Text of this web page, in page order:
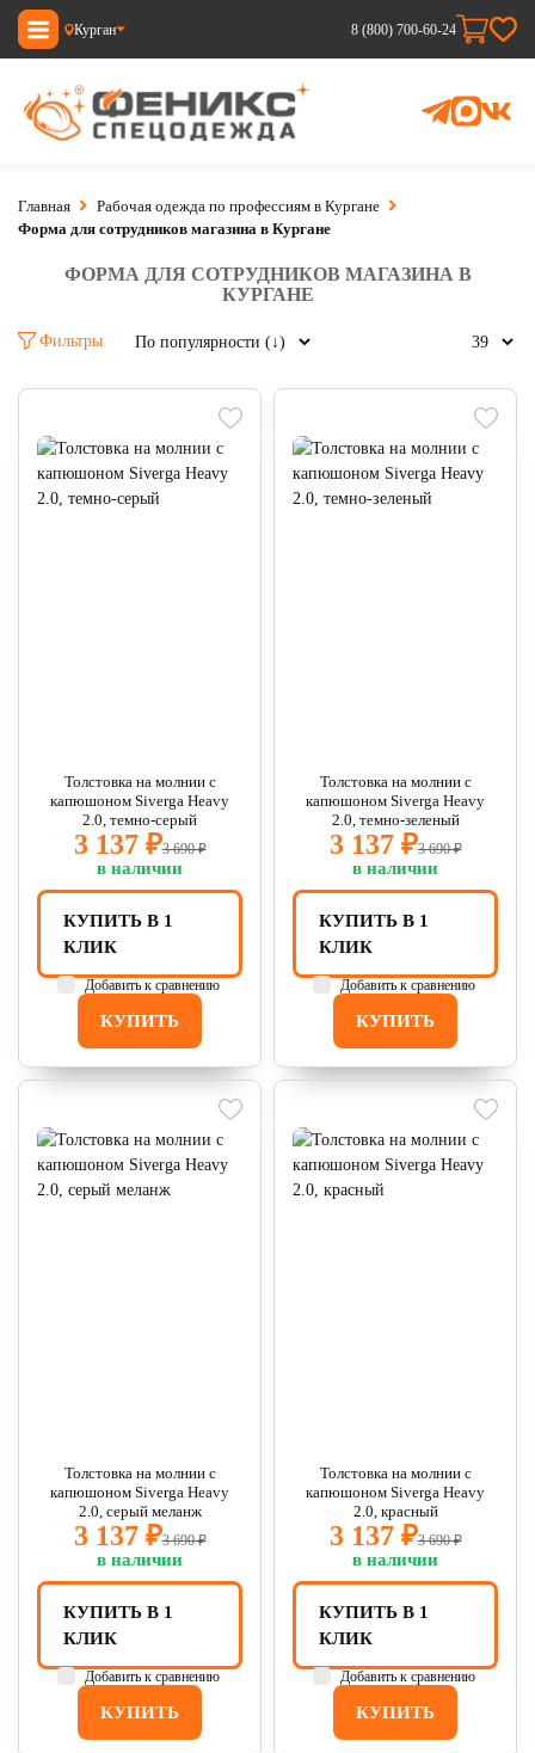
Курган 8 (800) 700-60-24
Главная
Рабочая одежда по профессиям в Кургане
Форма для сотрудников магазина в Кургане
ФОРМА ДЛЯ СОТРУДНИКОВ МАГАЗИНА В
КУРГАНЕ
Фильтры
Толстовка на молнии с
капюшоном Siverga Heavy
2.0, темно-серый
3 137 ₽3 690 ₽
в наличии
КУПИТЬ
КУПИТЬ В 1
КЛИК
Добавить к сравнению
Толстовка на молнии с
капюшоном Siverga Heavy
2.0, темно-зеленый
3 137 ₽3 690 ₽
в наличии
КУПИТЬ
КУПИТЬ В 1
КЛИК
Добавить к сравнению
Толстовка на молнии с
капюшоном Siverga Heavy
2.0, серый меланж
3 137 ₽3 690 ₽
в наличии
КУПИТЬ
КУПИТЬ В 1
КЛИК
Добавить к сравнению
Толстовка на молнии с
капюшоном Siverga Heavy
2.0, красный
3 137 ₽3 690 ₽
в наличии
КУПИТЬ
КУПИТЬ В 1
КЛИК
Добавить к сравнению